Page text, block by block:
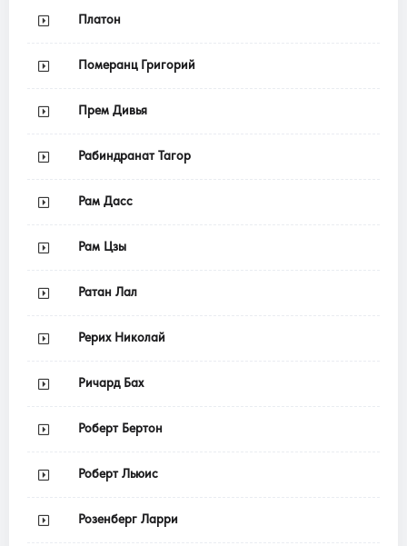
Платон
Померанц Григорий
Прем Дивья
Рабиндранат Тагор
Рам Дасс
Рам Цзы
Ратан Лал
Рерих Николай
Ричард Бах
Роберт Бертон
Роберт Льюис
Розенберг Ларри